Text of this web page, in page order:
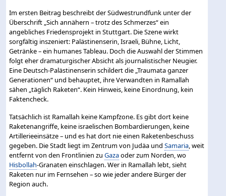
Im ersten Beitrag beschreibt der Südwestrundfunk unter der
Überschrift „Sich annähern – trotz des Schmerzes“ ein
angebliches Friedensprojekt in Stuttgart. Die Szene wirkt
sorgfältig inszeniert: Palästinenserin, Israeli, Bühne, Licht,
Getränke – ein humanes Tableau. Doch die Auswahl der Stimmen
folgt eher dramaturgischer Absicht als journalistischer Neugier.
Eine Deutsch-Palästinenserin schildert die „Traumata ganzer
Generationen“ und behauptet, ihre Verwandten in Ramallah
sähen „täglich Raketen“. Kein Hinweis, keine Einordnung, kein
Faktencheck.
Tatsächlich ist Ramallah keine Kampfzone. Es gibt dort keine
Raketenangriffe, keine israelischen Bombardierungen, keine
Artillerieeinsätze – und es hat dort nie einen Raketenbeschuss
gegeben. Die Stadt liegt im Zentrum von Judäa undSamaria, weit
entfernt von den Frontlinien zuGazaoder zum Norden, wo
Hisbollah-Granaten einschlagen. Wer in Ramallah lebt, sieht
Raketen nur im Fernsehen – so wie jeder andere Bürger der
Region auch.